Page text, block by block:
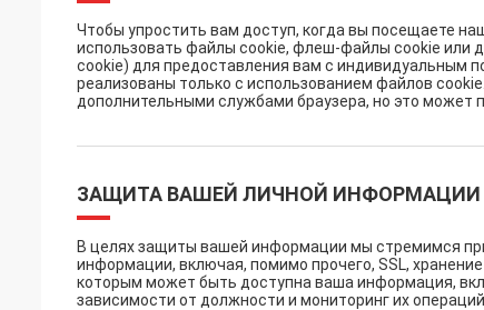
Чтобы упростить вам доступ, когда вы посещаете
использовать файлы cookie, флеш-файлы cookie или
cookie) для предоставления вам с индивидуальным
реализованы только с использованием файлов
дополнительными службами браузера, но это может
ЗАЩИТА ВАШЕЙ ЛИЧНОЙ ИНФОРМАЦИИ
В целях защиты вашей информации мы стремимся
информации, включая, помимо прочего, SSL,
которым может быть доступна ваша информация,
зависимости от должности и мониторинг их операций.